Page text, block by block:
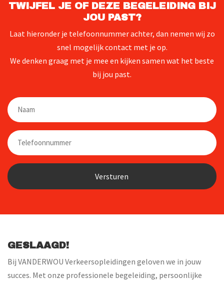
TWIJFEL JE OF DEZE BEGELEIDING BIJ
JOU PAST?
Laat hieronder je telefoonnummer achter, dan nemen wij zo
snel mogelijk contact met je op.
We denken graag met je mee en kijken samen wat het beste
bij jou past.
GESLAAGD!
Bij VANDERWOU Verkeersopleidingen geloven we in jouw
succes. Met onze professionele begeleiding, persoonlijke